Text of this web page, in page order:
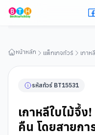
(FD)
หน้าหลัก แพ็กเกจทัวร์ เกาห
รหัสทัวร์ BT15531
เกาหลีใบไม้จึ้
คืน โดยสายกา